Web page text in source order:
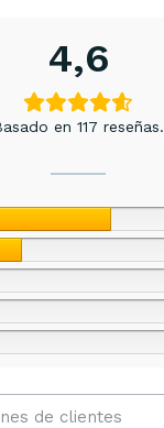
4,6
en 117 reseñas.